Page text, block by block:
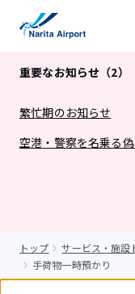
重要なお知らせ（2）
繁忙期のお知らせ
空港・警察を名乗る
トップ サービス・施設
手荷物一時預かり